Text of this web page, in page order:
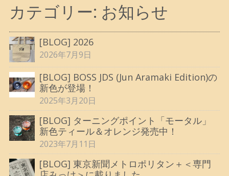
カテゴリー: お知らせ
[BLOG] 2026
2026年7月9日
[BLOG] BOSS JDS (Jun Aramaki Edition)の
新色が登場！
2025年3月20日
[BLOG] ターニングポイント「モータル」
新色ティール＆オレンジ発売中！
2023年7月11日
[BLOG] 東京新聞メトロポリタン＋＜専門